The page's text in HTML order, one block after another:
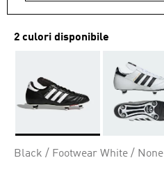
2 culori disponibile
Black / Footwear White / None